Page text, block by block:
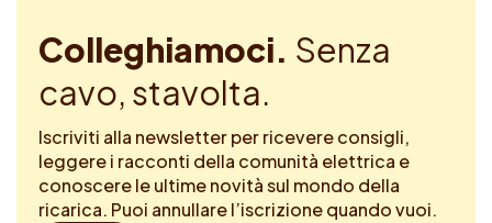
Colleghiamoci. Senza
cavo, stavolta.
Iscriviti alla newsletter per ricevere consigli,
leggere i racconti della comunità elettrica e
conoscere le ultime novità sul mondo della
ricarica. Puoi annullare l’iscrizione quando vuoi.